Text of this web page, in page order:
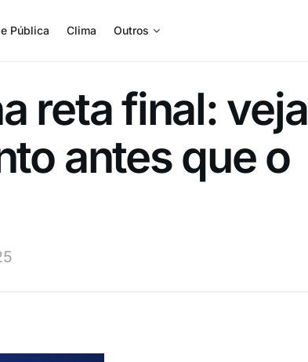
Pública Clima Outros
reta final: veja
antes que o